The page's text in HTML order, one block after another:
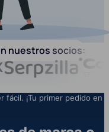
nuestros socios:
fácil. ¡Tu primer pedido en